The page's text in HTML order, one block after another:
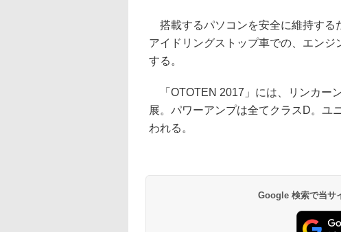
搭載するパソコンを安全に維持する
アイドリングストップ車での、エン
する。
「OTOTEN 2017」には、リンカー
展。パワーアンプは全てクラスD。ユ
われる。
Google 検索で当サ